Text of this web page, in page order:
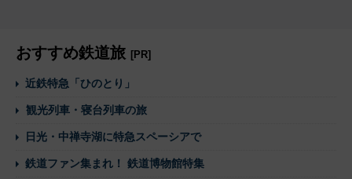
おすすめ鉄道旅 [PR]
近鉄特急「ひのとり」
観光列車・寝台列車の旅
日光・中禅寺湖に特急スペーシアで
鉄道ファン集まれ！ 鉄道博物館特集